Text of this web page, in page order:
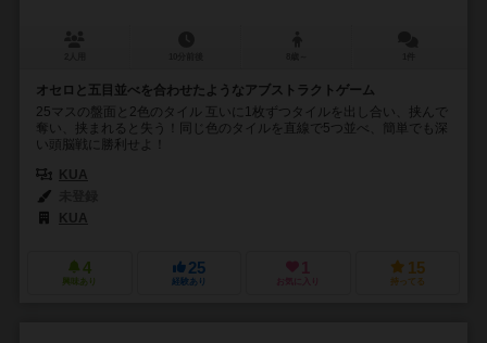
オセロと五目並べを合わせたようなアブストラクトゲーム
25マスの盤面と2色のタイル 互いに1枚ずつタイルを出し合い、挟んで
奪い、挟まれると失う！同じ色のタイルを直線で5つ並べ、簡単でも深
い頭脳戦に勝利せよ！
KUA
KUA
4
興味あり
25
経験あり
1
お気に入り
15
持ってる